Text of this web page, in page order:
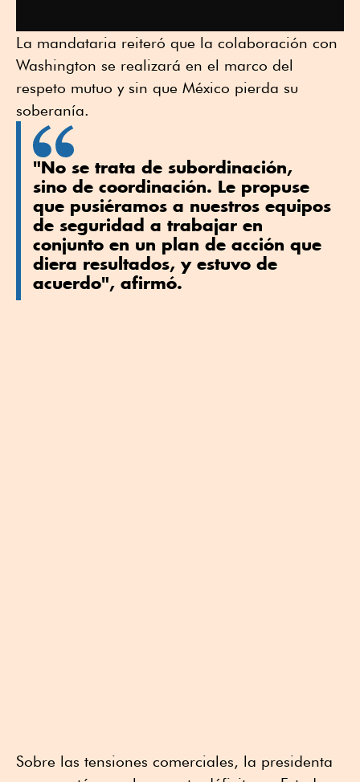
La mandataria reiteró que la colaboración con
Washington se realizará en el marco del
respeto mutuo y sin que México pierda su
soberanía.
"No se trata de subordinación,
sino de coordinación. Le propuse
que pusiéramos a nuestros equipos
de seguridad a trabajar en
conjunto en un plan de acción que
diera resultados, y estuvo de
acuerdo", afirmó.
Sobre las tensiones comerciales, la presidenta